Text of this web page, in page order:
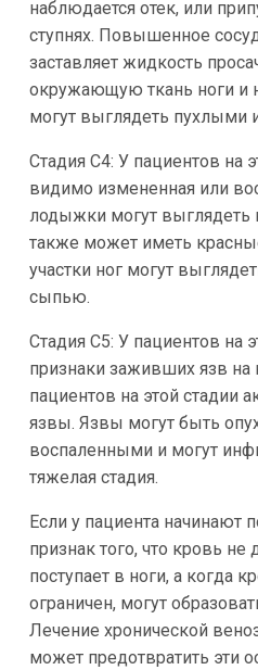
наблюдается отек, или
ступнях. Повышенное
заставляет жидкость
окружающую ткань ноги и
могут выглядеть пухлыми
Стадия C4: У пациентов на
видимо измененная или
лодыжки могут
также может иметь
участки ног могут
сыпью.
Стадия C5: У пациентов на
признаки заживших язв на
пациентов на этой стадии
язвы. Язвы могут быть
воспаленными и могут
тяжелая стадия.
Если у пациента начинают
признак того, что кровь не
поступает в ноги, а когда
ограничен, могут
Лечение хронической
может предотвратить эти